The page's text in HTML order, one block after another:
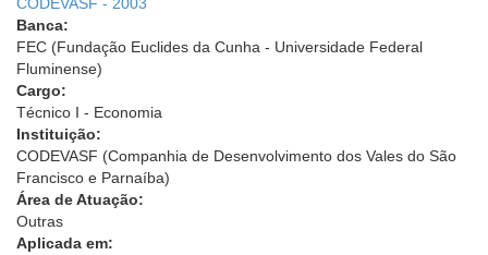
Banca:
FEC (Fundação Euclides da Cunha - Universidade Federal
Fluminense)
Cargo:
Técnico I - Economia
Instituição:
CODEVASF (Companhia de Desenvolvimento dos Vales do São
Francisco e Parnaíba)
Área de Atuação:
Outras
Aplicada em: